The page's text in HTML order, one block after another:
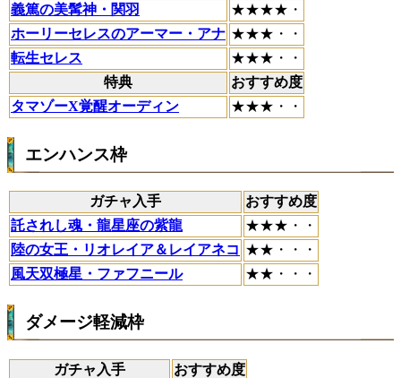
義篤の美髯神・関羽
★★★★・
ホーリーセレスのアーマー・アナ ★★★・・
転生セレス
★★★・・
特典
おすすめ度
タマゾーX覚醒オーディン
★★★・・
エンハンス枠
ガチャ入手
おすすめ度
託されし魂・龍星座の紫龍
★★★・・
陸の女王・リオレイア＆レイアネコ ★★・・・
風天双極星・ファフニール
★★・・・
ダメージ軽減枠
ガチャ入手
おすすめ度